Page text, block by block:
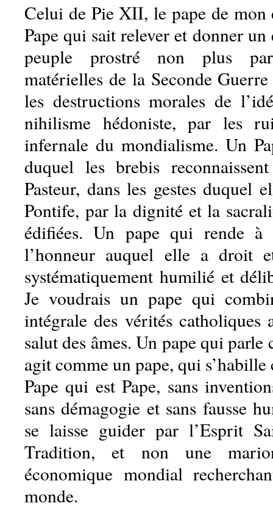
Celui de Pie XII, le pape de mon
Pape qui sait relever et donner
peuple prostré non plus
matérielles de la Seconde
les destructions morales de
nihilisme hédoniste, par les
infernale du mondialisme. Un
duquel les brebis
Pasteur, dans les gestes duquel
Pontife, par la dignité et la
édifiées. Un pape qui rende à
l’honneur auquel elle a droit
systématiquement humilié et
Je voudrais un pape qui
intégrale des vérités catholiques
salut des âmes. Un pape qui
agit comme un pape, qui
Pape qui est Pape, sans
sans démagogie et sans fausse
se laisse guider par l’Esprit
Tradition, et non une
économique mondial
monde.